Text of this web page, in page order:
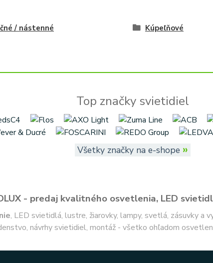
/ nástenné Kúpeľňové
Top značky svietidiel
Všetky značky na e-shope »
- predaj kvalitného osvetlenia, LED
, LED svietidlá, lustre, žiarovky, lampy, svetlá, zásuvky a
návrhy svietidiel, montáž - všetko ohľadom